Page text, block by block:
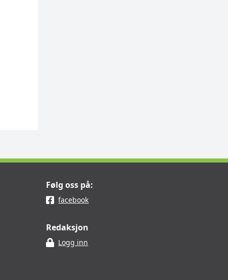
Følg oss på:
facebook
Redaksjon
Logg inn